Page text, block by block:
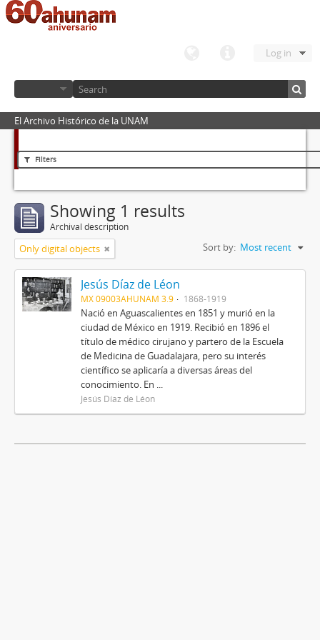
Log in
El Archivo Histórico de la UNAM
Filters
Showing 1 results
Archival description
Only digital objects Sort by: Most recent
Jesús Díaz de Léon
MX 09003AHUNAM 3.9 1868-1919
Nació en Aguascalientes en 1851 y murió en la
ciudad de México en 1919. Recibió en 1896 el
título de médico cirujano y partero de la Escuela
de Medicina de Guadalajara, pero su interés
científico se aplicaría a diversas áreas del
conocimiento. En ...
Jesús Díaz de Léon